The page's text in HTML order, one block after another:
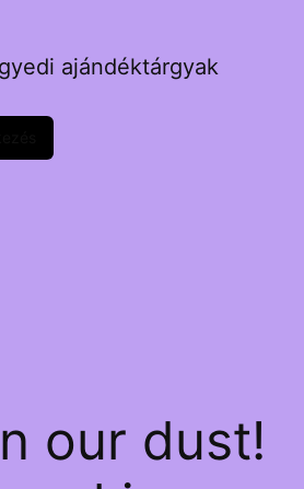
ajándéktárgyak
our dust!